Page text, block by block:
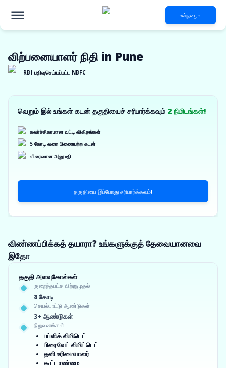
உள்நுழைவு
விற்பனையாளர் நிதி in Pune
RBI பதிவுசெய்யப்பட்ட NBFC
வெறும் இல் உங்கள் கடன் தகுதியைச் சரிபார்க்கவும் 2 நிமிடங்கள்!
கவர்ச்சிகரமான வட்டி விகிதங்கள்
5 கோடி வரை பிணையற்ற கடன்
விரைவான அனுமதி
தகுதியை இப்போது சரிபார்க்கவும்!
விண்ணப்பிக்கத் தயாரா? உங்களுக்குத் தேவையானவை
இதோ
தகுதி அளவுகோல்கள்
குறைந்தபட்ச விற்றுமுதல்
₹3 கோடி
செயல்பாட்டு ஆண்டுகள்
3+ ஆண்டுகள்
நிறுவனங்கள்
பப்ளிக் லிமிடெட்
பிரைவேட் லிமிட்டெட்
தனி உரிமையாளர்
கூட்டாண்மை